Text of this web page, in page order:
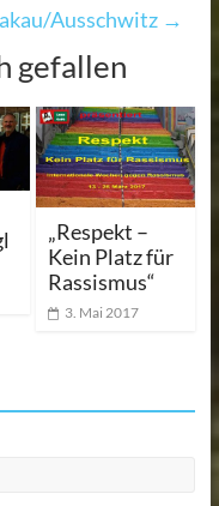
Ausschwitz →
gefallen
„Respekt –
Kein Platz für
Rassismus“
3. Mai 2017